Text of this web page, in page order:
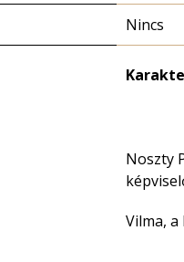
Nincs
Noszty
Vilma, a